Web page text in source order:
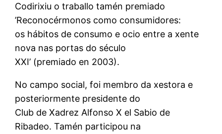
Codirixiu o traballo tamén premiado
’Reconocérmonos como consumidores:
os hábitos de consumo e ocio entre a xente
nova nas portas do século
XXI’ (premiado en 2003).
No campo social, foi membro da xestora e
posteriormente presidente do
Club de Xadrez Alfonso X el Sabio de
Ribadeo. Tamén participou na